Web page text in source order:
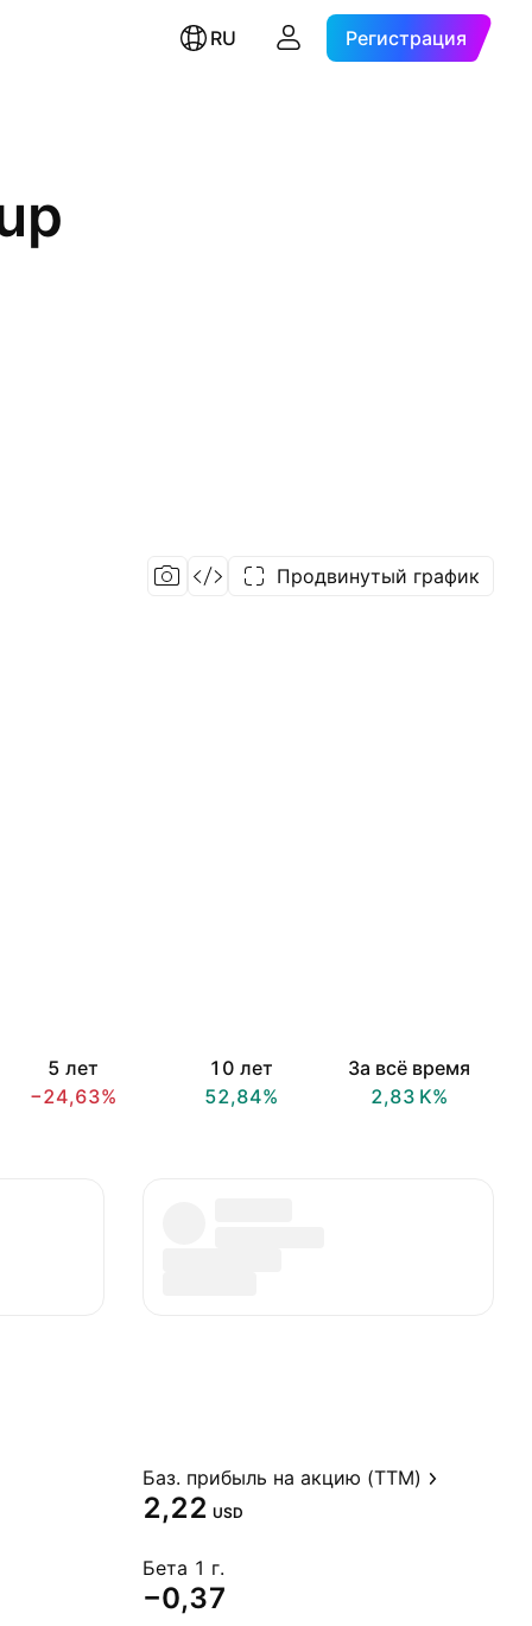
RU Регистрация
Продвинутый график
5 лет
−24,63%
10 лет
52,84%
За всё время
‪2,83 K‬%
Баз. прибыль на акцию (TTM)
2,22 USD
Бета 1 г.
−0,37